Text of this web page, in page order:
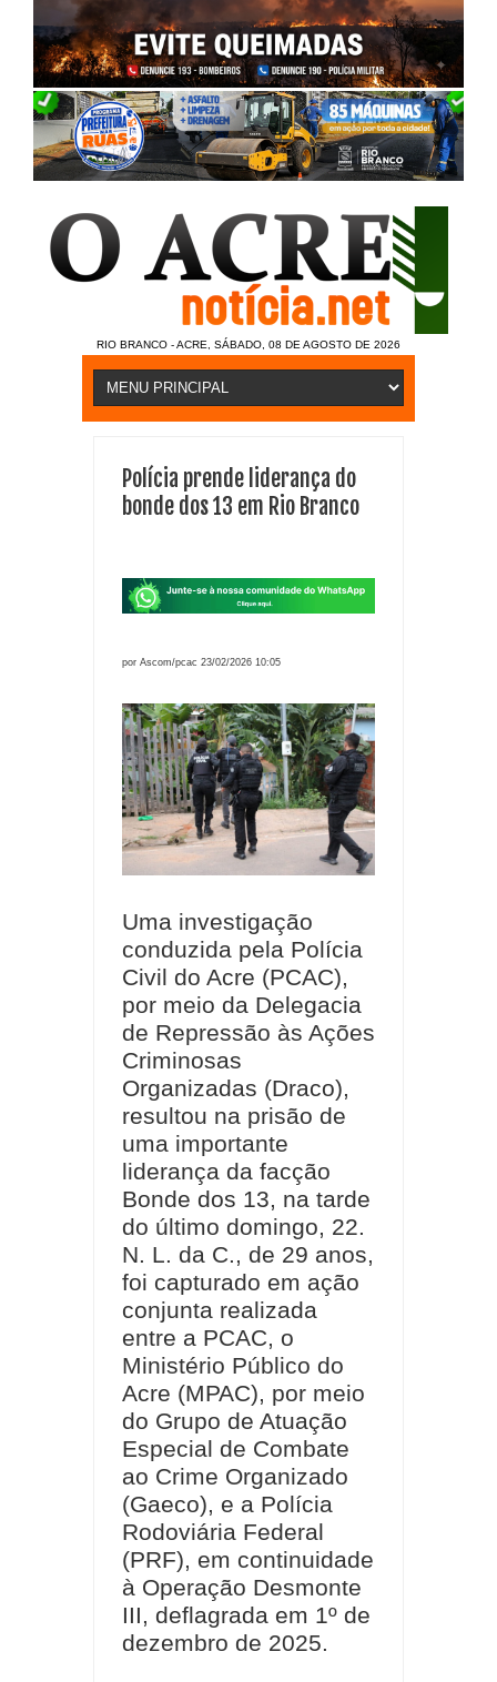
RIO BRANCO - ACRE, SÁBADO, 08 DE AGOSTO DE 2026
Polícia prende liderança do
bonde dos 13 em Rio Branco
por Ascom/pcac 23/02/2026 10:05
Uma investigação
conduzida pela Polícia
Civil do Acre (PCAC),
por meio da Delegacia
de Repressão às Ações
Criminosas
Organizadas (Draco),
resultou na prisão de
uma importante
liderança da facção
Bonde dos 13, na tarde
do último domingo, 22.
N. L. da C., de 29 anos,
foi capturado em ação
conjunta realizada
entre a PCAC, o
Ministério Público do
Acre (MPAC), por meio
do Grupo de Atuação
Especial de Combate
ao Crime Organizado
(Gaeco), e a Polícia
Rodoviária Federal
(PRF), em continuidade
à Operação Desmonte
III, deflagrada em 1º de
dezembro de 2025.